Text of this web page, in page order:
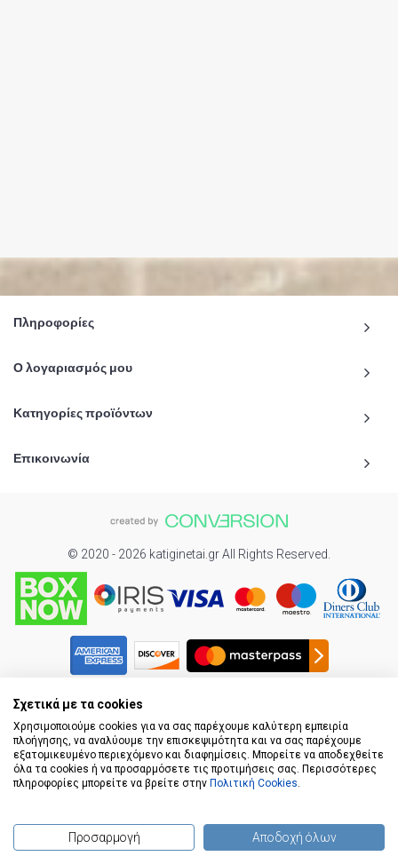
Πληροφορίες
Ο λογαριασμός μου
Κατηγορίες προϊόντων
Επικοινωνία
© 2020 - 2026 katiginetai.gr All Rights Reserved.
To Top
Σχετικά με τα cookies
Χρησιμοποιούμε cookies για να σας παρέχουμε καλύτερη εμπειρία
πλοήγησης, να αναλύουμε την επισκεψιμότητα και να σας παρέχουμε
εξατομικευμένο περιεχόμενο και διαφημίσεις. Μπορείτε να αποδεχθείτε
όλα τα cookies ή να προσαρμόσετε τις προτιμήσεις σας. Περισσότερες
πληροφορίες μπορείτε να βρείτε στην Πολιτική Cookies.
Προσαρμογή Αποδοχή όλων
(0) προϊόντα